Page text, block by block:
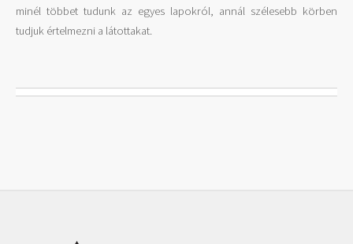
minél többet tudunk az egyes lapokról, annál szélesebb körben
tudjuk értelmezni a látottakat.